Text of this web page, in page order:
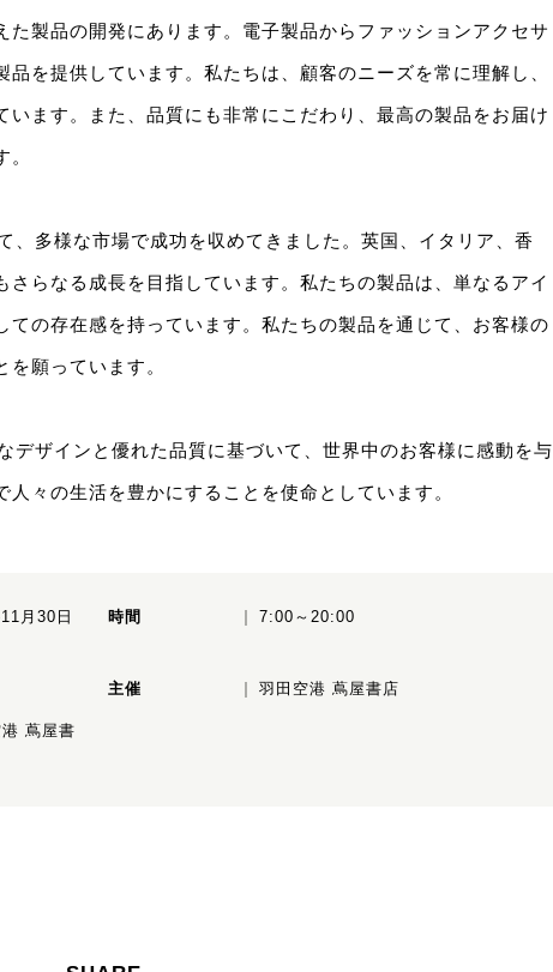
製品の開発にあります。電子製品からファッションアクセサ
を提供しています。私たちは、顧客のニーズを常に理解し、
ます。また、品質にも非常にこだわり、最高の製品をお届け
多様な市場で成功を収めてきました。英国、イタリア、香
らなる成長を目指しています。私たちの製品は、単なるアイ
ての存在感を持っています。私たちの製品を通じて、お客様の
願っています。
ザインと優れた品質に基づいて、世界中のお客様に感動を与
々の生活を豊かにすることを使命としています。
月30日
時間 7:00～20:00
主催 羽田空港 蔦屋書店
蔦屋書